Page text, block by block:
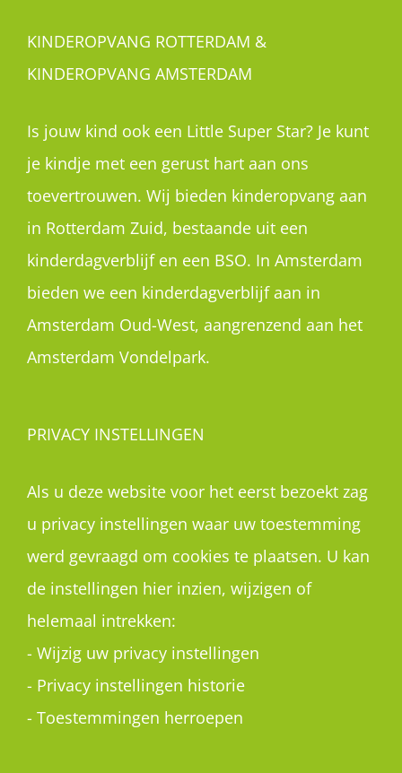
KINDEROPVANG ROTTERDAM &
KINDEROPVANG AMSTERDAM
Is jouw kind ook een Little Super Star? Je kunt
je kindje met een gerust hart aan ons
toevertrouwen. Wij bieden kinderopvang aan
in Rotterdam Zuid, bestaande uit een
kinderdagverblijf en een BSO. In Amsterdam
bieden we een kinderdagverblijf aan in
Amsterdam Oud-West, aangrenzend aan het
Amsterdam Vondelpark.
PRIVACY INSTELLINGEN
Als u deze website voor het eerst bezoekt zag
u privacy instellingen waar uw toestemming
werd gevraagd om cookies te plaatsen. U kan
de instellingen hier inzien, wijzigen of
helemaal intrekken:
- Wijzig uw privacy instellingen
- Privacy instellingen historie
- Toestemmingen herroepen